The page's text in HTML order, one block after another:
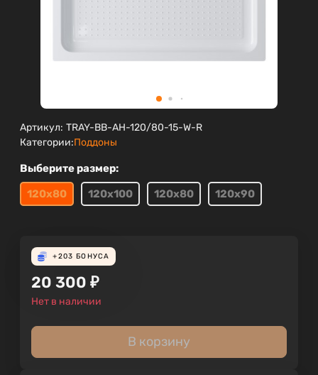
Артикул: TRAY-BB-AH-120/80-15-W-R
Категории:Поддоны
Выберите размер:
120х80
120х100 120х80 120х90
+203 БОНУСА
20 300 ₽
Нет в наличии
В корзину